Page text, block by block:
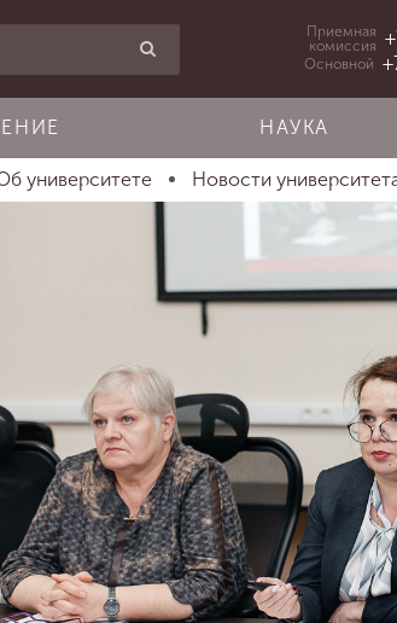
Приемная
комиссия
Основной
НАУКА
университете Новости